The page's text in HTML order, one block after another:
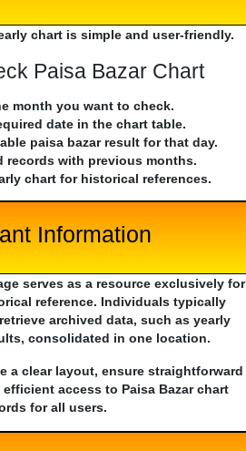
chart is simple and user-friendly.
Paisa Bazar Chart
month you want to check.
date in the chart table.
paisa bazar result for that day.
records with previous months.
chart for historical references.
Information
serves as a resource exclusively for
reference. Individuals typically
archived data, such as yearly
consolidated in one location.
a clear layout, ensure straightforward
access to Paisa Bazar chart
for all users.